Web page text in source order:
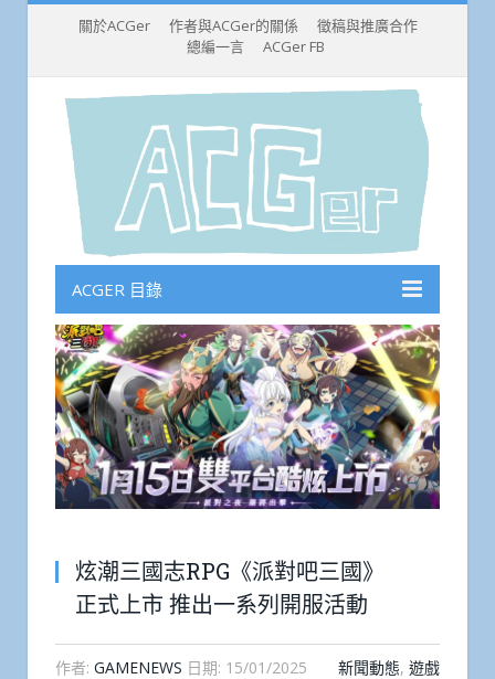
關於ACGer 作者與ACGer的關係
徵稿與推廣合作
總編一言
ACGer FB
ACGER 目錄
炫潮三國志RPG《派對吧三國》
正式上市 推出一系列開服活動
作者: GAMENEWS 日期: 15/01/2025 新聞動態, 遊戲